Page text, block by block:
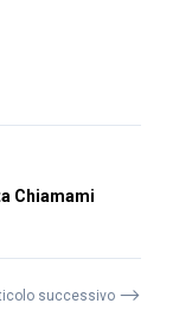
Chiamami
successivo ⟶